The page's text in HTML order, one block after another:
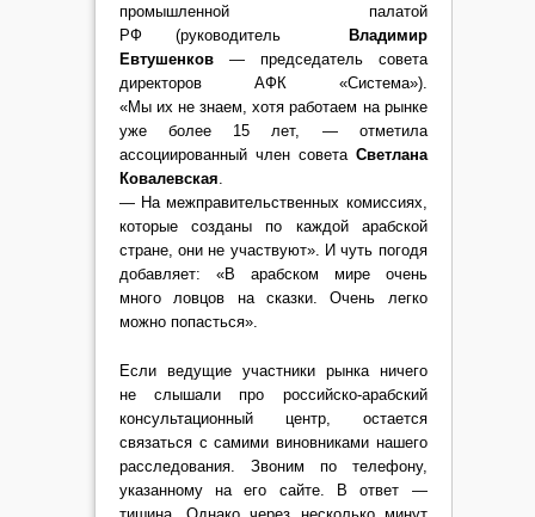
промышленной палатой
РФ (руководитель Владимир
Евтушенков— председатель совета
директоров АФК «Система»).
«Мы их не знаем, хотя работаем на рынке
уже более 15 лет, — отметила
ассоциированный член совета Светлана
Ковалевская
— На межправительственных комиссиях,
которые созданы по каждой арабской
стране, они не участвуют». И чуть погодя
добавляет: «В арабском мире очень
много ловцов на сказки. Очень легко
можно попасться».
Если ведущие участники рынка ничего
не слышали про российско-арабский
консультационный центр, остается
связаться с самими виновниками нашего
расследования. Звоним по телефону,
указанному на его сайте. В ответ —